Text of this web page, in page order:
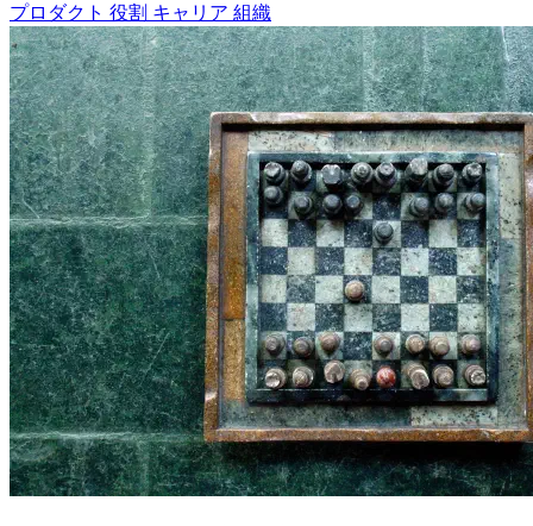
プロダクト 役割 キャリア 組織